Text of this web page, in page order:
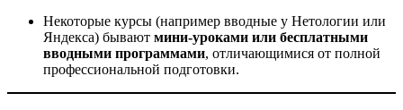
Некоторые курсы (например вводные у Нетологии или
Яндекса) бывают мини-уроками или бесплатными
вводными программами, отличающимися от полной
профессиональной подготовки.